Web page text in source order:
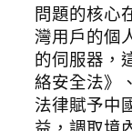
問題的核心
灣用戶的個
的伺服器，
絡安全法》
法律賦予中